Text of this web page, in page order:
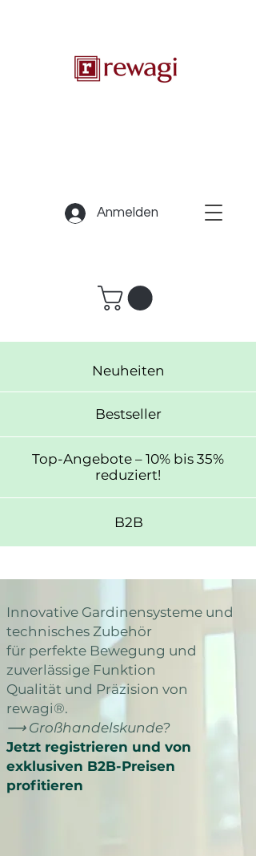
Neuheiten
Bestseller
Top-Angebote – 10% bis 35%
reduziert!
B2B
Anmelden
Innovative Gardinensysteme und
technisches Zubehör
für perfekte Bewegung und
zuverlässige Funktion
Qualität und Präzision von
rewagi®.
⟶ Großhandelskunde?
Jetzt registrieren und von
exklusiven B2B-Preisen
profitieren